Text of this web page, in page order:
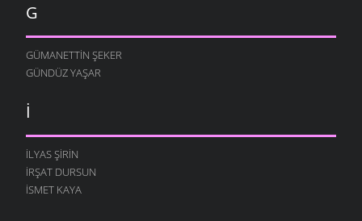
G
GÜMANETTIN ŞEKER
GÜNDÜZ YAŞAR
I
İLYAS ŞIRIN
İRŞAT DURSUN
ISMET KAYA